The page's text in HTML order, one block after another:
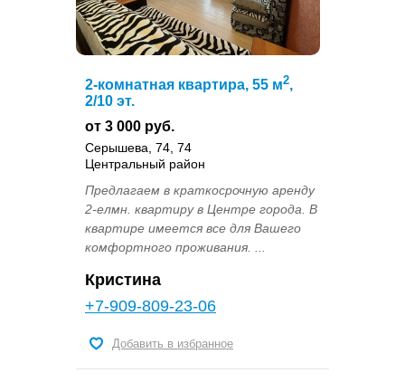
2-комнатная квартира, 55 м2,
2/10 эт.
от 3 000 руб.
Серышева, 74, 74
Центральный район
Предлагаем в краткосрочную аренду
2-елмн. квартиру в Центре города. В
квартире имеется все для Вашего
комфортного проживания. ...
Кристина
+7-909-809-23-06
Добавить в избранное